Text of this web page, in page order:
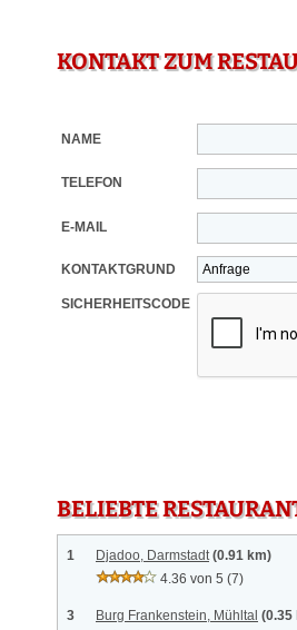
KONTAKT ZUM
NAME
TELEFON
E-MAIL
KONTAKTGRUND
SICHERHEITSCODE
BELIEBTE
1 Djadoo, Darmstadt (0.91 km)
4.36 von 5 (7)
3 Burg Frankenstein, Mühltal (0.35